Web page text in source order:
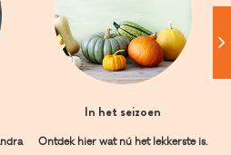
In het seizoen
Ontdek hier wat nú het lekkerste is.